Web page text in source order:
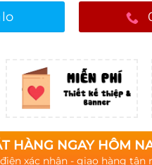
HÀNG NGAY HÔM
xác nhận - giao hàng tận